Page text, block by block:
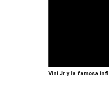
0
seconds
Vini Jr y la famosa